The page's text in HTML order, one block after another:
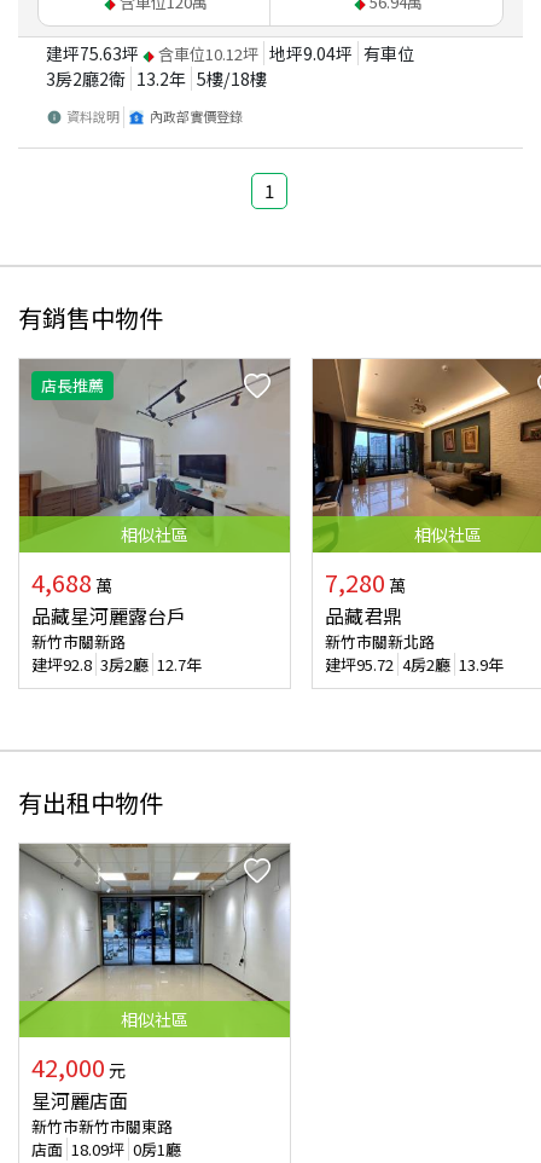
建坪75.63坪 含車位10.12坪 地坪9.04坪 有車位
3房2廳2衛 13.2年 5樓/18樓
資料說明 內政部實價登錄
1
有銷售中物件
店長推薦
相似社區
4,688 萬
品藏星河麗露台戶
新竹市關新路
建坪92.8 3房2廳 12.7年
相似社區
7,280 萬
品藏君鼎
新竹市關新北路
建坪95.72 4房2廳 13.9年
有出租中物件
相似社區
42,000 元
星河麗店面
新竹市新竹市關東路
店面 18.09坪 0房1廳